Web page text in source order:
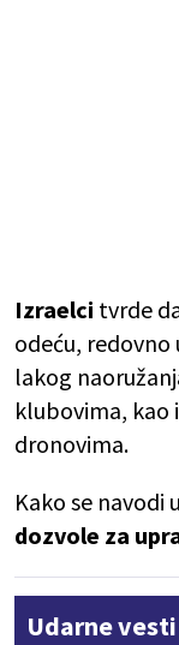
Izraelci tvrde
odeću, redovno
lakog
klubovima, kao
dronovima.
Kako se navodi
dozvole za
Udarne vesti